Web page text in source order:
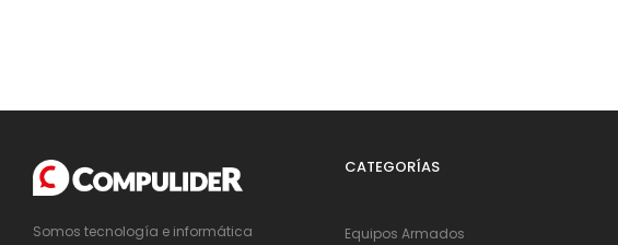
Somos tecnología e informática
CATEGORÍAS
Equipos Armados